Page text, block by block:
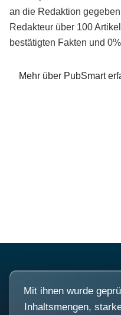
an die Redaktion
Redakteur über 100
bestätigten Fakten und
Mehr über PubSmart
Mit ihnen wurde
Inhaltsmengen,